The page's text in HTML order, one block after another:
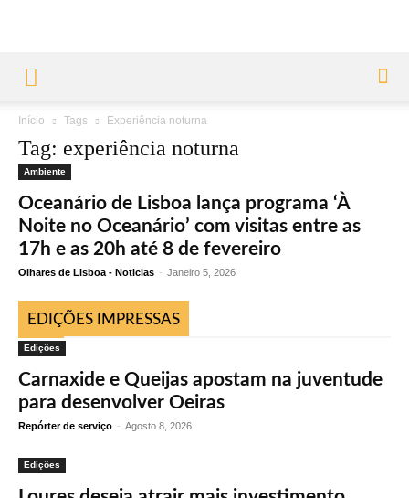
Início Tags Experiência noturna
Tag: experiência noturna
Ambiente
Oceanário de Lisboa lança programa ‘À
Noite no Oceanário’ com visitas entre as
17h e as 20h até 8 de fevereiro
Olhares de Lisboa - Noticias - Janeiro 5, 2026
EDIÇÕES IMPRESSAS
Edições
Carnaxide e Queijas apostam na juventude
para desenvolver Oeiras
Repórter de serviço - Agosto 8, 2026
Edições